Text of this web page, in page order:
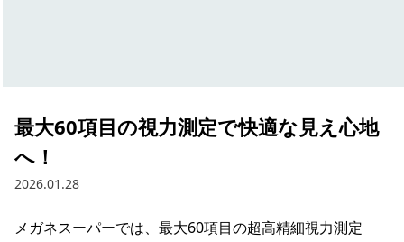
最大60項目の視力測定で快適な見え心地
へ！
2026.01.28
メガネスーパーでは、最大60項目の超高精細視力測定